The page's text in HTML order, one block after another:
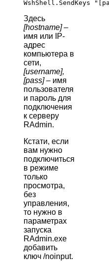
Здесь
[hostname]–
имя или IP-
адрес
компьютера в
сети,
[username],
[pass]– имя
пользователя
и пароль для
подключения
к серверу
RAdmin.
Кстати, если
вам нужно
подключиться
в режиме
только
просмотра,
без
управления,
то нужно в
параметрах
запуска
RAdmin.exe
добавить
ключ /noinput.